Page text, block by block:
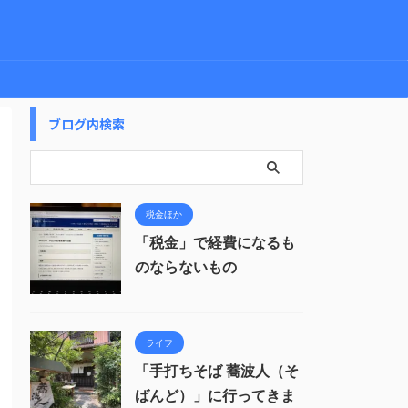
ブログ内検索
税金ほか
「税金」で経費になるも
のならないもの
ライフ
「手打ちそば 蕎波人（そ
ばんど）」に行ってきま